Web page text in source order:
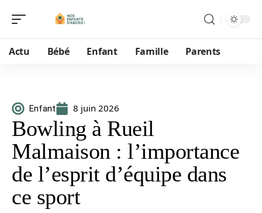
Actu Bébé Enfant Famille Parents
Enfant 8 juin 2026
Bowling à Rueil
Malmaison : l’importance
de l’esprit d’équipe dans
ce sport